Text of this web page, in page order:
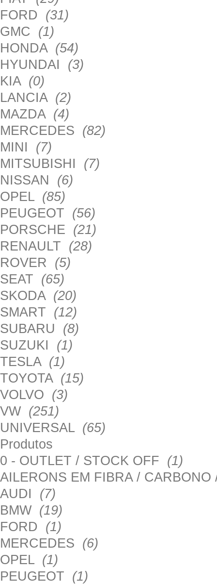
FORD (31)
GMC (1)
HONDA (54)
HYUNDAI (3)
KIA (0)
LANCIA (2)
MAZDA (4)
MERCEDES (82)
MINI (7)
MITSUBISHI (7)
NISSAN (6)
OPEL (85)
PEUGEOT (56)
PORSCHE (21)
RENAULT (28)
ROVER (5)
SEAT (65)
SKODA (20)
SMART (12)
SUBARU (8)
SUZUKI (1)
TESLA (1)
TOYOTA (15)
VOLVO (3)
VW (251)
UNIVERSAL (65)
Produtos
0 - OUTLET / STOCK OFF (1)
AILERONS EM FIBRA /
AUDI (7)
BMW (19)
FORD (1)
MERCEDES (6)
OPEL (1)
PEUGEOT (1)